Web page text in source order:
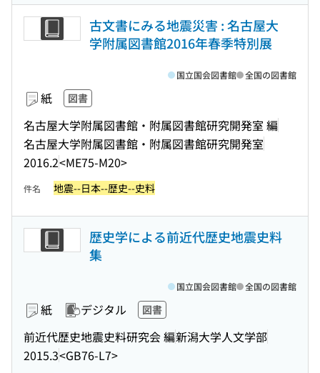
古文書にみる地震災害 : 名古屋大
学附属図書館2016年春季特別展
紙 図書
名古屋大学附属図書館・附属図書館研究開発室 編
名古屋大学附属図書館・附属図書館研究開発室
2016.2<ME75-M20>
国立国会図書館 全国の図書館
件名 地震--日本--歴史--史料
歴史学による前近代歴史地震史料
集
紙 デジタル 図書
前近代歴史地震史料研究会 編新潟大学人文学部
2015.3<GB76-L7>
国立国会図書館 全国の図書館